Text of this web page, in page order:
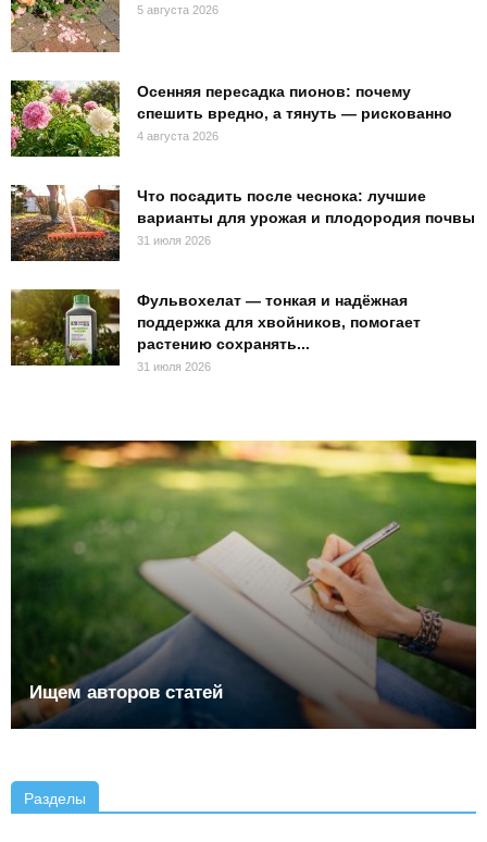
5 августа 2026
Осенняя пересадка пионов: почему
спешить вредно, а тянуть — рискованно
4 августа 2026
Что посадить после чеснока: лучшие
варианты для урожая и плодородия почвы
31 июля 2026
Фульвохелат — тонкая и надёжная
поддержка для хвойников, помогает
растению сохранять...
31 июля 2026
Ищем авторов статей
Разделы